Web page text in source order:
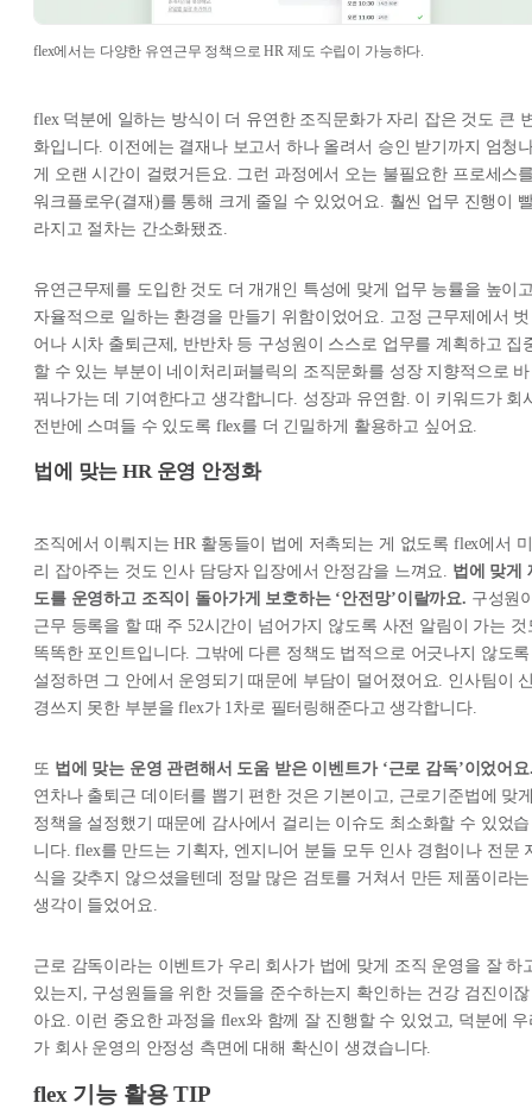
flex에서는 다양한 유연근무 정책으로 HR 제도 수립이 가능하다.
flex 덕분에 일하는 방식이 더 유연한 조직문화가 자리 잡은 것도 큰
화입니다. 이전에는 결재나 보고서 하나 올려서 승인 받기까지 엄청
게 오랜 시간이 걸렸거든요. 그런 과정에서 오는 불필요한 프로세스
워크플로우(결재)를 통해 크게 줄일 수 있었어요. 훨씬 업무 진행이
라지고 절차는 간소화됐죠.
유연근무제를 도입한 것도 더 개개인 특성에 맞게 업무 능률을 높이
자율적으로 일하는 환경을 만들기 위함이었어요. 고정 근무제에서 벗
어나 시차 출퇴근제, 반반차 등 구성원이 스스로 업무를 계획하고 집
할 수 있는 부분이 네이처리퍼블릭의 조직문화를 성장 지향적으로 바
꿔나가는 데 기여한다고 생각합니다. 성장과 유연함. 이 키워드가 회
전반에 스며들 수 있도록 flex를 더 긴밀하게 활용하고 싶어요.
법에 맞는 HR 운영 안정화
조직에서 이뤄지는 HR 활동들이 법에 저촉되는 게 없도록 flex에서 미
리 잡아주는 것도 인사 담당자 입장에서 안정감을 느껴요. 법에 맞게
도를 운영하고 조직이 돌아가게 보호하는 ‘안전망’이랄까요. 구성원
근무 등록을 할 때 주 52시간이 넘어가지 않도록 사전 알림이 가는 것
똑똑한 포인트입니다. 그밖에 다른 정책도 법적으로 어긋나지 않도록
설정하면 그 안에서 운영되기 때문에 부담이 덜어졌어요. 인사팀이
경쓰지 못한 부분을 flex가 1차로 필터링해준다고 생각합니다.
또 법에 맞는 운영 관련해서 도움 받은 이벤트가 ‘근로 감독’이었어
연차나 출퇴근 데이터를 뽑기 편한 것은 기본이고, 근로기준법에 맞
정책을 설정했기 때문에 감사에서 걸리는 이슈도 최소화할 수 있었습
니다. flex를 만드는 기획자, 엔지니어 분들 모두 인사 경험이나 전문
식을 갖추지 않으셨을텐데 정말 많은 검토를 거쳐서 만든 제품이라는
생각이 들었어요.
근로 감독이라는 이벤트가 우리 회사가 법에 맞게 조직 운영을 잘 하
있는지, 구성원들을 위한 것들을 준수하는지 확인하는 건강 검진이잖
아요. 이런 중요한 과정을 flex와 함께 잘 진행할 수 있었고, 덕분에 우
가 회사 운영의 안정성 측면에 대해 확신이 생겼습니다.
flex 기능 활용 TIP